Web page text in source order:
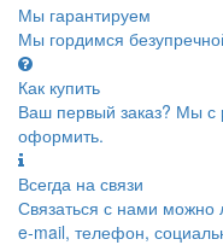
Мы гарантируем
Мы гордимся
Как купить
Ваш первый заказ? Мы с
оформить.
Всегда на связи
Связаться с нами
e-mail, телефон,